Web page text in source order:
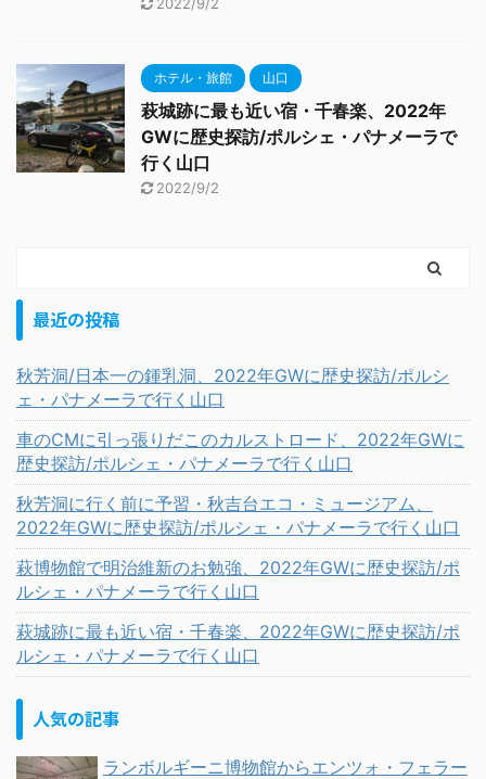
ホテル・旅館 山口
萩城跡に最も近い宿・千春楽、2022年
GWに歴史探訪/ポルシェ・パナメーラで
行く山口
2022/9/2
最近の投稿
秋芳洞/日本一の鍾乳洞、2022年GWに歴史探訪/ポルシ
ェ・パナメーラで行く山口
車のCMに引っ張りだこのカルストロード、2022年GWに
歴史探訪/ポルシェ・パナメーラで行く山口
秋芳洞に行く前に予習・秋吉台エコ・ミュージアム、
2022年GWに歴史探訪/ポルシェ・パナメーラで行く山口
萩博物館で明治維新のお勉強、2022年GWに歴史探訪/ポ
ルシェ・パナメーラで行く山口
萩城跡に最も近い宿・千春楽、2022年GWに歴史探訪/ポ
ルシェ・パナメーラで行く山口
人気の記事
ランボルギーニ博物館からエンツォ・フェラー